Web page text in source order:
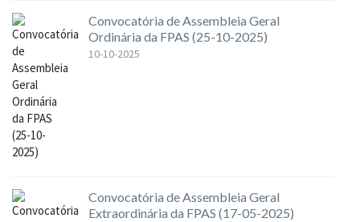
Convocatória de Assembleia Geral
Ordinária da FPAS (25-10-2025)
10-10-2025
Convocatória de Assembleia Geral
Extraordinária da FPAS (17-05-2025)